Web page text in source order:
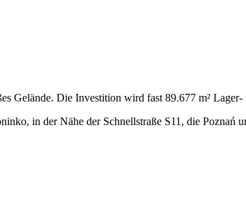
Gelände. Die Investition wird fast 89.677 m²
in der Nähe der Schnellstraße S11, die